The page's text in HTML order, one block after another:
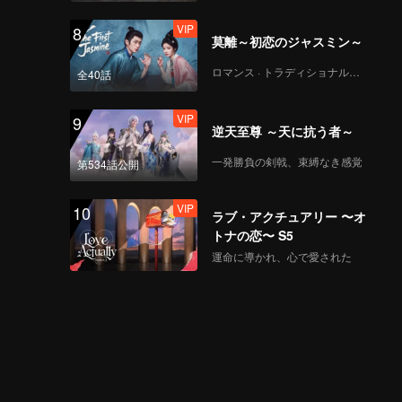
8
全40話
VIP
莫離～初恋のジャスミン～
ロマンス · トラディショナル・コスチューム
9
第534話公開
VIP
逆天至尊 ～天に抗う者～
一発勝負の剣戟、束縛なき感覚
10 VIP
ラブ・アクチュアリー 〜オ
トナの恋〜 S5
運命に導かれ、心で愛された